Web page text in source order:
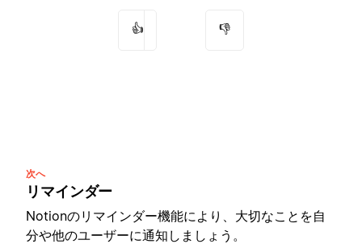
👍 👎
次へ
リマインダー
Notionのリマインダー機能により、大切なことを自
分や他のユーザーに通知しましょう。